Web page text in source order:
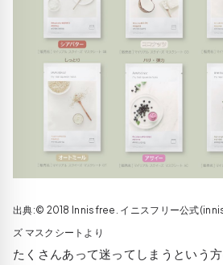
出典:© 2018 Innisfree. イニスフリー公式
ズ マスクシートより
たくさんあって迷ってしまうという